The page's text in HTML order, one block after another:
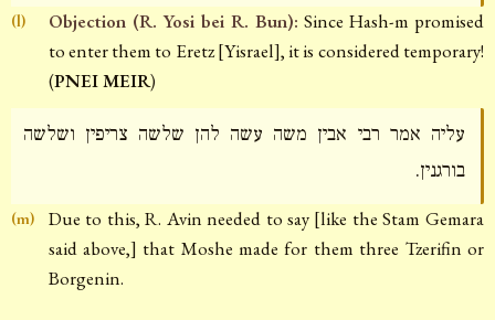
(l) Objection (R. Yosi bei R. Bun): Since Hash-m promised
to enter them to Eretz [Yisrael], it is considered temporary!
(PNEI MEIR)
עליה אמר רבי אבין משה עשה להן שלשה צריפין ושלשה
בורגנין.
(m)
Due to this, R. Avin needed to say [like the Stam Gemara
said above,] that Moshe made for them three Tzerifin or
Borgenin.